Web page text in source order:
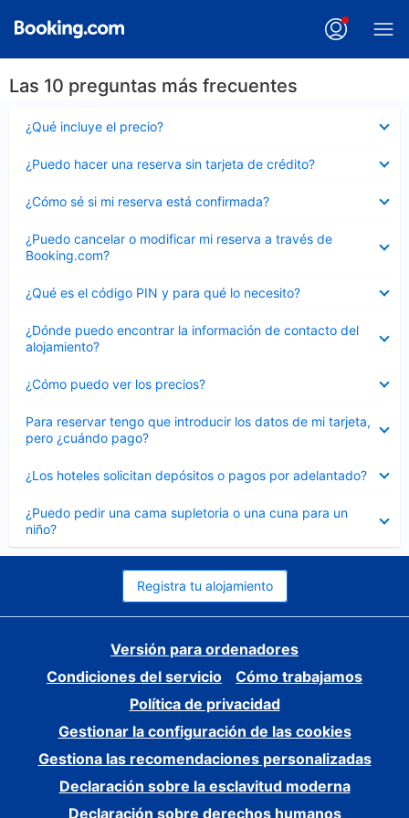
Las 10 preguntas más frecuentes
¿Qué incluye el precio?
cerrado
¿Puedo hacer una reserva sin tarjeta de crédito?
cerrado
¿Cómo sé si mi reserva está confirmada?
cerrado
¿Puedo cancelar o modificar mi reserva a través de
Booking.com?
cerrado
¿Qué es el código PIN y para qué lo necesito?
cerrado
¿Dónde puedo encontrar la información de contacto del
alojamiento?
cerrado
¿Cómo puedo ver los precios?
cerrado
Para reservar tengo que introducir los datos de mi tarjeta,
pero ¿cuándo pago?
cerrado
¿Los hoteles solicitan depósitos o pagos por adelantado?
cerrado
¿Puedo pedir una cama supletoria o una cuna para un
niño?
cerrado
Registra tu alojamiento
Versión para ordenadores
Condiciones del servicio
Cómo trabajamos
Política de privacidad
Gestionar la configuración de las cookies
Gestiona las recomendaciones personalizadas
Declaración sobre la esclavitud moderna
Declaración sobre derechos humanos